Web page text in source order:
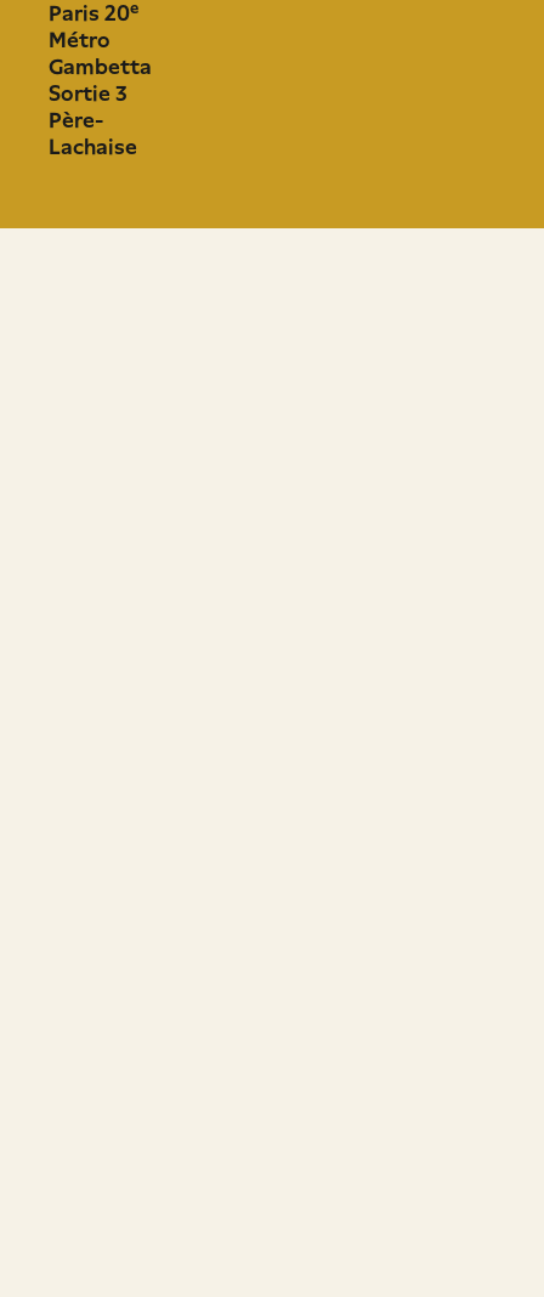
Paris 20e
Métro
Gambetta
Sortie 3
Père-
Lachaise